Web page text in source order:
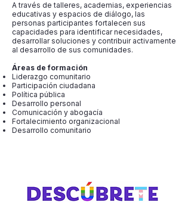
A través de talleres, academias, experiencias
educativas y espacios de diálogo, las
personas participantes fortalecen sus
capacidades para identificar necesidades,
desarrollar soluciones y contribuir activamente
al desarrollo de sus comunidades.
Áreas de formación
Liderazgo comunitario
Participación ciudadana
Política pública
Desarrollo personal
Comunicación y abogacía
Fortalecimiento organizacional
Desarrollo comunitario